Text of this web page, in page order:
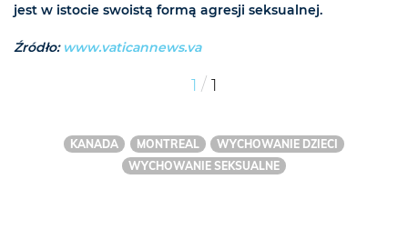
jest w istocie swoistą formą agresji seksualnej.
Źródło: www.vaticannews.va
1 / 1
KANADA MONTREAL
WYCHOWANIE DZIECI
WYCHOWANIE SEKSUALNE